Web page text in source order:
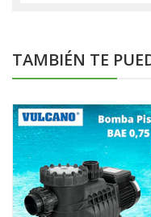
TAMBIÉN TE